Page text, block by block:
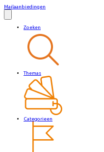
Mailaanbiedingen
Zoeken
Themas
Categorieen